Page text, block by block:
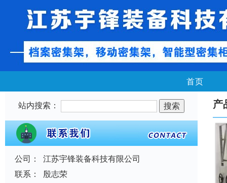
首页
站内搜索：
公司：
江苏宇锋装备科技有限公司
联系：
殷志荣
产